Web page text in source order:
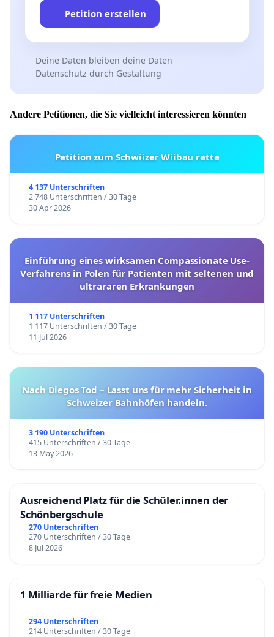
Petition erstellen
Deine Daten bleiben deine Daten
Datenschutz durch Gestaltung
Andere Petitionen, die Sie vielleicht interessieren könnten
Petition zum Schwiizer Wiibau rette
4 137 Unterschriften
2 748 Unterschriften / 30 Tage
30 Apr 2026
Einführung eines wirksamen Compassionate Use-
Verfahrens in Polen für Patienten mit seltenen und
ultrararen Erkrankungen
1 117 Unterschriften
1 117 Unterschriften / 30 Tage
11 Jul 2026
Nach Diegos Tod – Lasst uns für mehr Sicherheit in
Schweizer Bahnhöfen handeln.
3 190 Unterschriften
415 Unterschriften / 30 Tage
13 May 2026
Ausreichend Platz für die Schüler.innen der
Schönbergschule
270 Unterschriften
270 Unterschriften / 30 Tage
8 Jul 2026
1 Milliarde für freie Medien
294 Unterschriften
214 Unterschriften / 30 Tage